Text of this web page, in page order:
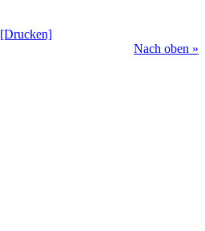
[Drucken]
Nach oben »